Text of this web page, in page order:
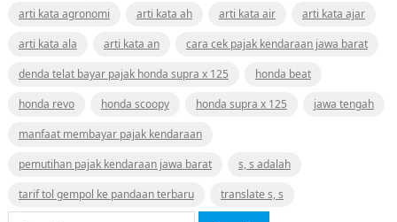
arti kata agronomi
arti kata ah arti kata air
arti kata ajar
arti kata ala
arti kata an
cara cek pajak kendaraan jawa barat
denda telat bayar pajak honda supra x 125
honda beat
honda revo
honda scoopy honda supra x 125
jawa tengah
manfaat membayar pajak kendaraan
pemutihan pajak kendaraan jawa barat
s, s adalah
tarif tol gempol ke pandaan terbaru
translate s, s